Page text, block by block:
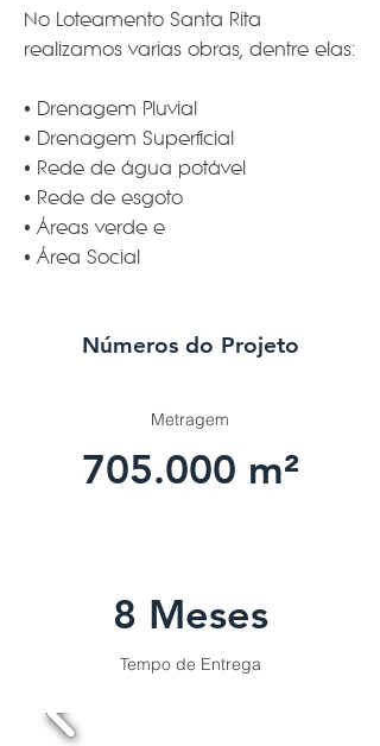
No Loteamento Santa Rita
realizamos varias obras, dentre elas:
• Drenagem Pluvial
• Drenagem Superficial
• Rede de água potável
• Rede de esgoto
• Áreas verde e
• Área Social
Números do Projeto
Metragem
705.000 m²
8 Meses
Tempo de Entrega